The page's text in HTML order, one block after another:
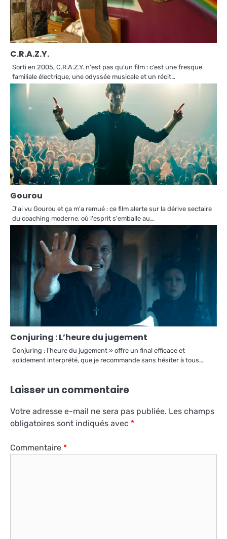
C.R.A.Z.Y.
Sorti en 2005, C.R.A.Z.Y. n'est pas qu'un film : c’est une fresque
familiale électrique, une odyssée musicale et un récit…
Gourou
J'ai vu Gourou et ça m'a remué : ce film alerte sur la dérive sectaire
du coaching moderne, où l'esprit s'emballe au…
Conjuring : L’heure du jugement
Conjuring : l’heure du jugement » offre un final efficace et
solidement interprété, que je recommande sans hésiter à tous…
Laisser un commentaire
Votre adresse e-mail ne sera pas publiée. Les champs
obligatoires sont indiqués avec *
Commentaire *